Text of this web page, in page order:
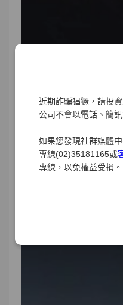
近期詐騙猖獗，請投
公司不會以電話、簡
如果您發現社群媒體
專線(02)35181165或
專線，以免權益受損。